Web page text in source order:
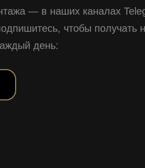
— в наших каналах
чтобы получать
день: